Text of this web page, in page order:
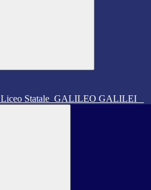
Liceo Statale GALILEO GALILEI